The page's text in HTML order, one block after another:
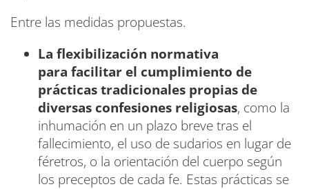
Entre las medidas propuestas.
La flexibilización normativa
para facilitar el cumplimiento de
prácticas tradicionales propias de
diversas confesiones religiosas, como la
inhumación en un plazo breve tras el
fallecimiento, el uso de sudarios en lugar de
féretros, o la orientación del cuerpo según
los preceptos de cada fe. Estas prácticas se